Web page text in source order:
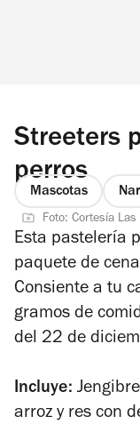
Streeters
perros
Mascotas
Foto: Cortesía
Esta pastelería
paquete de
Consiente a tu
gramos de
del 22 de
Incluye:
arroz y res con